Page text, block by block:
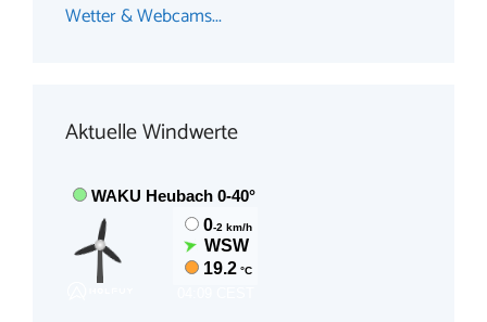
Wetter & Webcams...
Aktuelle Windwerte